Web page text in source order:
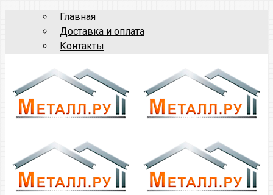
Главная
Доставка и оплата
Контакты